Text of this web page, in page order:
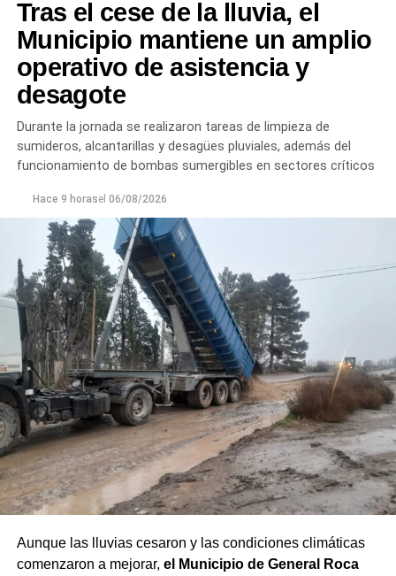
Tras el cese de la lluvia, el
Municipio mantiene un amplio
operativo de asistencia y
desagote
Durante la jornada se realizaron tareas de limpieza de
sumideros, alcantarillas y desagües pluviales, además del
funcionamiento de bombas sumergibles en sectores críticos
Hace 9 horasel 06/08/2026
Aunque las lluvias cesaron y las condiciones climáticas
comenzaron a mejorar, el Municipio de General Roca